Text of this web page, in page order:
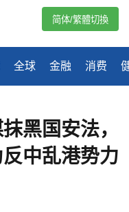
全球 金融 消费
简体/繁體切換
黑国安法，
中乱港势力